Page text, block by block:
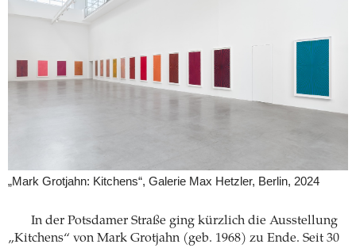
„Mark Grotjahn: Kitchens“, Galerie Max Hetzler, Berlin, 2024
In der Potsdamer Straße ging kürzlich die Ausstellung
„Kitchens“ von Mark Grotjahn (geb. 1968) zu Ende. Seit 30